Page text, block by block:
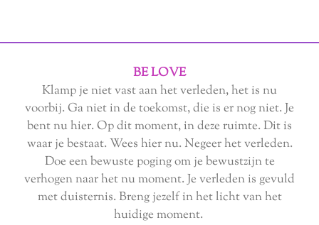
BE LOVE
Klamp je niet vast aan het verleden, het is nu
voorbij. Ga niet in de toekomst, die is er nog niet. Je
bent nu hier. Op dit moment, in deze ruimte. Dit is
waar je bestaat. Wees hier nu. Negeer het verleden.
Doe een bewuste poging om je bewustzijn te
verhogen naar het nu moment. Je verleden is gevuld
met duisternis. Breng jezelf in het licht van het
huidige moment.